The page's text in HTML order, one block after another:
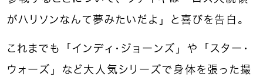
がハリソンなんて夢みたいだよ」と喜びを告白。
これまでも「インディ・ジョーンズ」や「スター・
ウォーズ」など大人気シリーズで身体を張った撮